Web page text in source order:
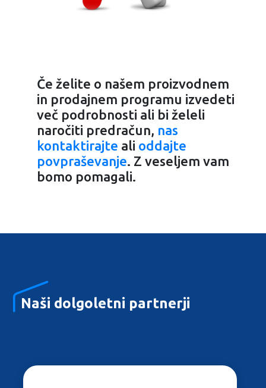
Če želite o našem proizvodnem
in prodajnem programu izvedeti
več podrobnosti ali bi želeli
naročiti predračun, nas
kontaktirajte ali oddajte
povpraševanje. Z veseljem vam
bomo pomagali.
Naši dolgoletni partnerji